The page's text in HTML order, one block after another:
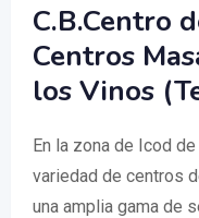
C.B.Centro
Centros
los Vinos
En la zona de Icod
variedad de centros
una amplia gama de